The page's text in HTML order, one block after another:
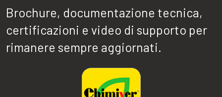
Brochure, documentazione tecnica,
certificazioni e video di supporto per
rimanere sempre aggiornati.